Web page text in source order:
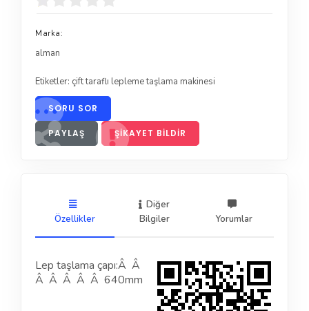
Marka:
alman
Etiketler: çift taraflı lepleme taşlama makinesi
SORU SOR
PAYLAŞ ŞIKAYET BILDIR
Özellikler
Diğer
Bilgiler
Yorumlar
Lep taşlama çapı:Â Â
Â Â Â Â Â 640mm